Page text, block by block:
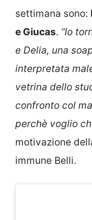
settimana sono:
e Giucas. “Io
e Delia, una
interpretata
vetrina dello
confronto col
perchè voglio
motivazione
immune Belli.